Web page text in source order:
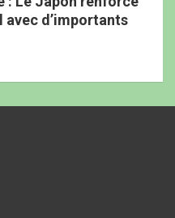
avec d’importants